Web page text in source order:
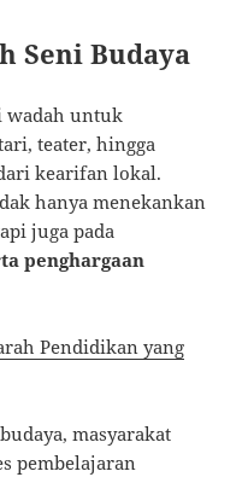
Seni Budaya
wadah untuk
teater, hingga
kearifan lokal.
hanya menekankan
juga pada
penghargaan
Pendidikan yang
masyarakat
pembelajaran